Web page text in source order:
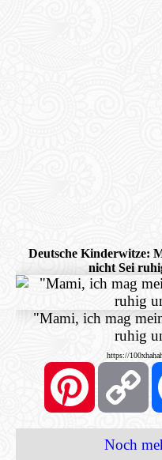
Deutsche Kinderwitze:
nicht Sei
"Mami, ich mag
ruhig
https://
Pinterest
Noch